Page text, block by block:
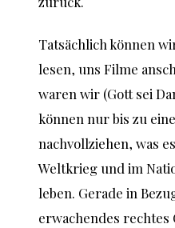
Tatsächlich können
lesen, uns Filme
waren wir (Gott sei
können nur bis zu
nachvollziehen, was
Weltkrieg und im
leben. Gerade in
erwachendes rechtes